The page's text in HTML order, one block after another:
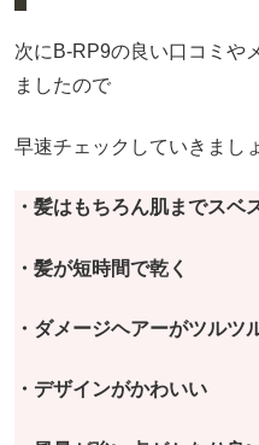
次にB-RP9の良い口コミや
ましたので
早速チェックしていきまし
・髪はもちろん肌までスベ
・髪が短時間で乾く
・ダメージヘアーがツルツ
・デザインがかわいい